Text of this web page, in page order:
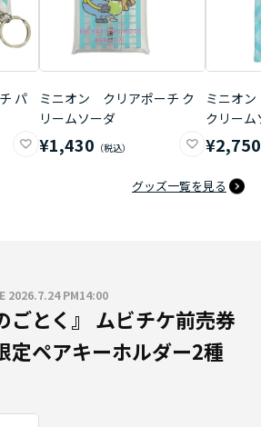
パ
ミニオン クリアポーチ ク
リームソーダ
¥1,430
ミニオ
クリーム
¥2,750
グッズ一覧を見る
2026.7.24 PM14:00
ごとく』 ムビチケ前売券
定ペアキーホルダー2種